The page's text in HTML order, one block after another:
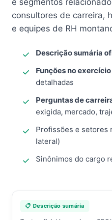
e segmentos
consultores de carreira,
e equipes de RH
Descrição sumária
Funções no
detalhadas
Perguntas de
exigida, mercado,
Profissões e setores
lateral)
Sinônimos do cargo
📋 Descrição sumária